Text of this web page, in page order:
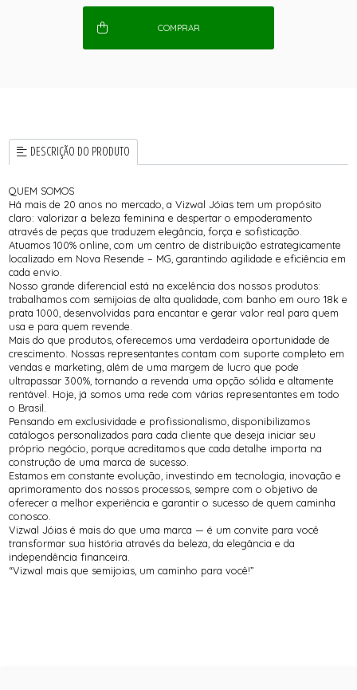
COMPRAR
DESCRIÇÃO DO PRODUTO
QUEM SOMOS
Há mais de 20 anos no mercado, a Vizwal Jóias tem um propósito
claro: valorizar a beleza feminina e despertar o empoderamento
através de peças que traduzem elegância, força e sofisticação.
Atuamos 100% online, com um centro de distribuição estrategicamente
localizado em Nova Resende – MG, garantindo agilidade e eficiência em
cada envio.
Nosso grande diferencial está na excelência dos nossos produtos:
trabalhamos com semijoias de alta qualidade, com banho em ouro 18k e
prata 1000, desenvolvidas para encantar e gerar valor real para quem
usa e para quem revende.
Mais do que produtos, oferecemos uma verdadeira oportunidade de
crescimento. Nossas representantes contam com suporte completo em
vendas e marketing, além de uma margem de lucro que pode
ultrapassar 300%, tornando a revenda uma opção sólida e altamente
rentável. Hoje, já somos uma rede com várias representantes em todo
o Brasil.
Pensando em exclusividade e profissionalismo, disponibilizamos
catálogos personalizados para cada cliente que deseja iniciar seu
próprio negócio, porque acreditamos que cada detalhe importa na
construção de uma marca de sucesso.
Estamos em constante evolução, investindo em tecnologia, inovação e
aprimoramento dos nossos processos, sempre com o objetivo de
oferecer a melhor experiência e garantir o sucesso de quem caminha
conosco.
Vizwal Jóias é mais do que uma marca — é um convite para você
transformar sua história através da beleza, da elegância e da
independência financeira.
“Vizwal mais que semijoias, um caminho para você!”